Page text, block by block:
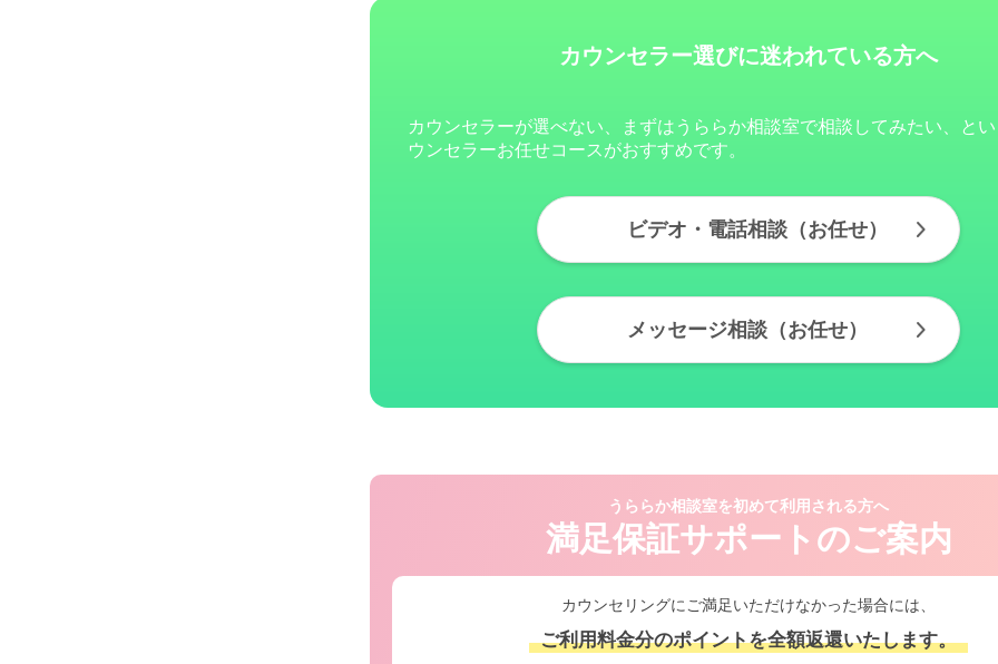
カウンセラー選びに迷われている方へ
カウンセラーが選べない、まずはうららか相談室で相談してみたい、と
ウンセラーお任せコースがおすすめです。
ビデオ・電話相談（お任せ）
メッセージ相談（お任せ）
うららか相談室を初めて利用される方へ
満足保証サポートのご案内
カウンセリングにご満足いただけなかった場合には、
ご利用料金分のポイントを全額返還いたします。